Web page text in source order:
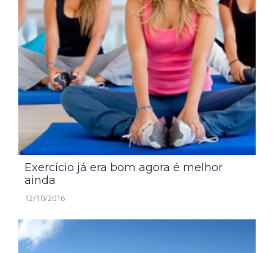
Exercício já era bom agora é melhor
ainda
12/10/2016